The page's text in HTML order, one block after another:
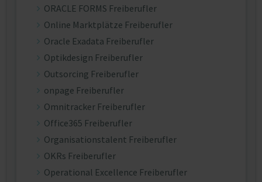
ORACLE FORMS Freiberufler
Online Marktplätze Freiberufler
Oracle Exadata Freiberufler
Optikdesign Freiberufler
Outsorcing Freiberufler
onpage Freiberufler
Omnitracker Freiberufler
Office365 Freiberufler
Organisationstalent Freiberufler
OKRs Freiberufler
Operational Excellence Freiberufler